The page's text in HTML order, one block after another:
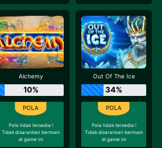
Alchemy
10%
Pola tidak tersedia !
Tidak disarankan bermain
di game ini
Out Of The Ice
34%
Pola tidak tersedia !
Tidak disarankan bermain
di game ini